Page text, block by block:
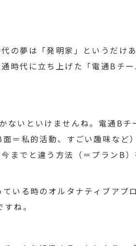
夢は「発明家」というだけ
時代に立ち上げた「電通Bチ
いといけませんね。電通Bチ
＝私的活動、すごい趣味など
までと違う方法（＝プランB）
いる時のオルタナティブアプ
ね。